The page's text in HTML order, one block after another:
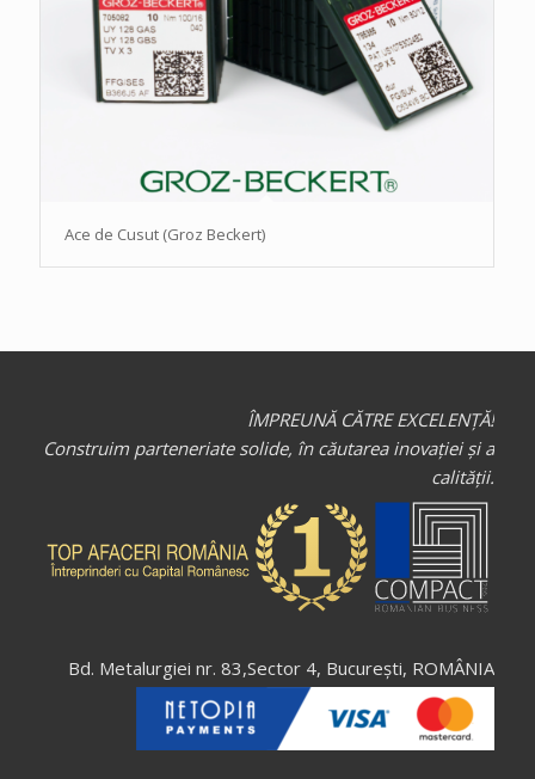
Ace de Cusut (Groz Beckert)
ÎMPREUNĂ CĂTRE EXCELENȚĂ!
Construim parteneriate solide, în căutarea inovației și a
calității.
Bd. Metalurgiei nr. 83,Sector 4, București, ROMÂNIA